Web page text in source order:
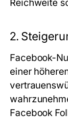
Reichweite
2.
Facebook-
einer
Facebook